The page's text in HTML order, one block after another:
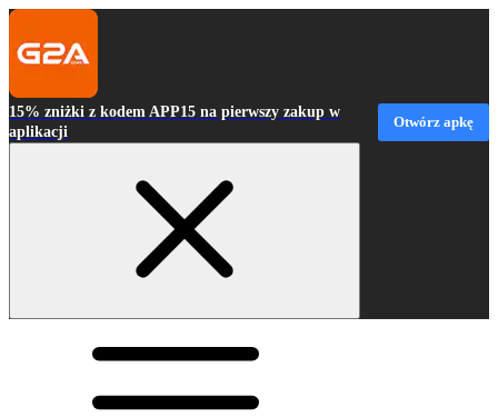
15% zniżki z kodem APP15 na pierwszy zakup w
aplikacji
Otwórz apkę